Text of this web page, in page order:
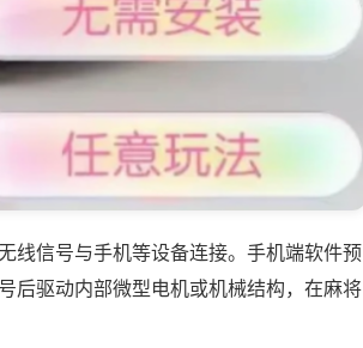
线信号与手机等设备连接。手机端软件预
后驱动内部微型电机或机械结构，在麻将